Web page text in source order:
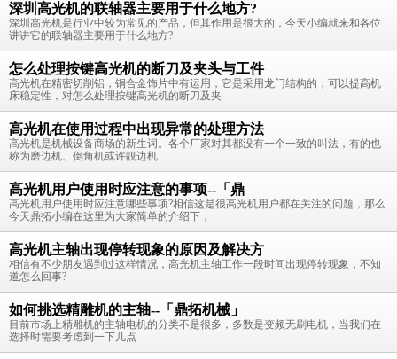
深圳高光机的联轴器主要用于什么地方?
深圳高光机是行业中较为常见的产品，但其作用是很大的，今天小编就来和各位
讲讲它的联轴器主要用于什么地方?
怎么处理按键高光机的断刀及夹头与工件
高光机在精密切削铝，铜合金饰片中有运用，它是采用龙门结构的，可以提高机
床稳定性，对怎么处理按键高光机的断刀及夹
高光机在使用过程中出现异常的处理方法
高光机是机械设备商场的新生词。各个厂家对其都没有一个一致的叫法，有的也
称为磨边机、倒角机或许靚边机
高光机用户使用时应注意的事项--「鼎
高光机用户使用时应注意哪些事项?相信这是很高光机用户都在关注的问题，那么
今天鼎拓小编在这里为大家简单的介绍下，
高光机主轴出现停转现象的原因及解决方
相信有不少朋友遇到过这样情况，高光机主轴工作一段时间出现停转现象，不知
道怎么回事?
如何挑选精雕机的主轴--「鼎拓机械」
目前市场上精雕机的主轴电机的分类不是很多，多数是变频无刷电机，当我们在
选择时需要考虑到一下几点